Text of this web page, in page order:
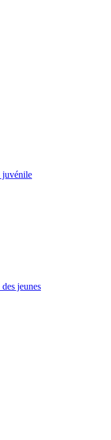
juvénile
jeunes